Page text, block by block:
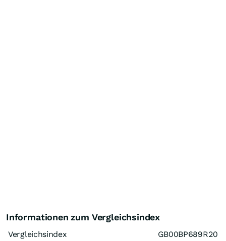
Informationen zum Vergleichsindex
Vergleichsindex GB00BP689R20